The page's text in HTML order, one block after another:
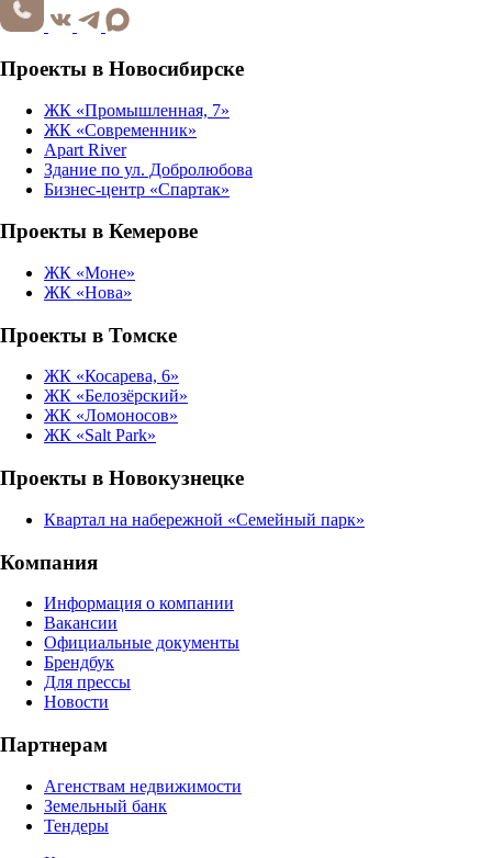
Проекты в Новосибирске
ЖК «Промышленная, 7»
ЖК «Современник»
Apart River
Здание по ул. Добролюбова
Бизнес-центр «Спартак»
Проекты в Кемерове
ЖК «Моне»
ЖК «Нова»
Проекты в Томске
ЖК «Косарева, 6»
ЖК «Белозёрский»
ЖК «Ломоносов»
ЖК «Salt Park»
Проекты в Новокузнецке
Квартал на набережной «Семейный парк»
Компания
Информация о компании
Вакансии
Официальные документы
Брендбук
Для прессы
Новости
Партнерам
Агенствам недвижимости
Земельный банк
Тендеры